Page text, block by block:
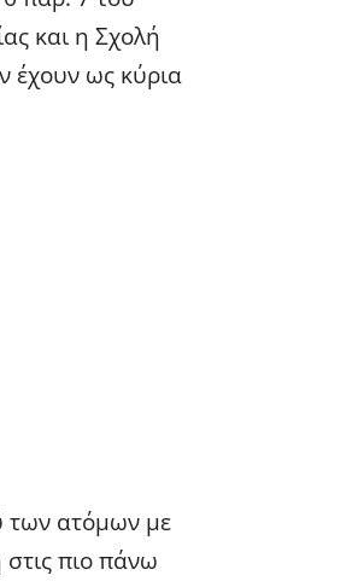
και η Σχολή
έχουν ως κύρια
των ατόμων με
πιο πάνω